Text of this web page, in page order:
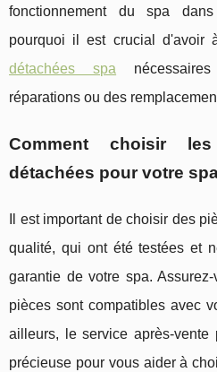
fonctionnement du spa
pourquoi il est crucial d'avoir
détachées spa
réparations ou des
Comment choisir
détachées pour votre
Il est important de choisir des
qualité, qui ont été testées et
garantie de votre spa.
pièces sont compatibles avec
ailleurs, le service après-vente
précieuse pour vous aider à